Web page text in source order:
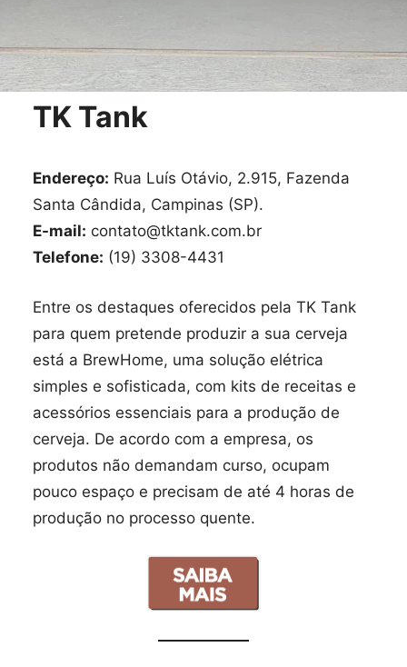
TK Tank
Endereço: Rua Luís Otávio, 2.915, Fazenda
Santa Cândida, Campinas (SP).
E-mail: contato@tktank.com.br
Telefone: (19) 3308-4431
Entre os destaques oferecidos pela TK Tank
para quem pretende produzir a sua cerveja
está a BrewHome, uma solução elétrica
simples e sofisticada, com kits de receitas e
acessórios essenciais para a produção de
cerveja. De acordo com a empresa, os
produtos não demandam curso, ocupam
pouco espaço e precisam de até 4 horas de
produção no processo quente.